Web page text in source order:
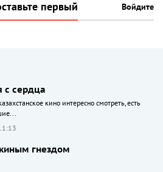
первый Войдите
с сердца
кино интересно смотреть, есть
гнездом